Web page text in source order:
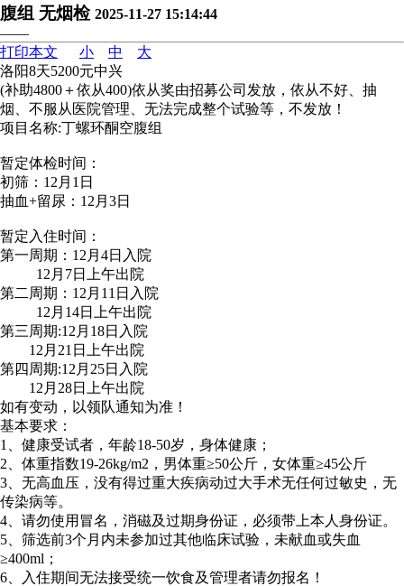
腹组 无烟检 2025-11-27 15:14:44
——
打印本文
小 中
大
洛阳8天5200元中兴
(补助4800＋依从400)依从奖由招募公司发放，依从不好、抽
烟、不服从医院管理、无法完成整个试验等，不发放！
项目名称:丁螺环酮空腹组
暂定体检时间：
初筛：12月1日
抽血+留尿：12月3日
暂定入住时间：
第一周期：12月4日入院
12月7日上午出院
第二周期：12月11日入院
12月14日上午出院
第三周期:12月18日入院
12月21日上午出院
第四周期:12月25日入院
12月28日上午出院
如有变动，以领队通知为准！
基本要求：
1、健康受试者，年龄18-50岁，身体健康；
2、体重指数19-26kg/m2，男体重≥50公斤，女体重≥45公斤
3、无高血压，没有得过重大疾病动过大手术无任何过敏史，无
传染病等。
4、请勿使用冒名，消磁及过期身份证，必须带上本人身份证。
5、筛选前3个月内未参加过其他临床试验，未献血或失血
≥400ml；
6、入住期间无法接受统一饮食及管理者请勿报名！